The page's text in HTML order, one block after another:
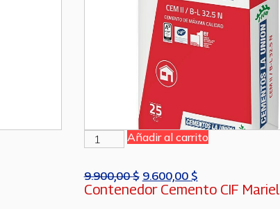
Añadir al carrito
9.900,00$ 9.600,00 $
Contenedor Cemento CIF Mariel